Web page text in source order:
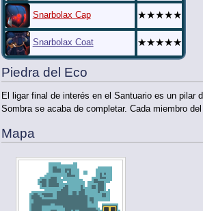
Snarbolax Cap ★★★★★
Snarbolax Coat ★★★★★
Piedra del Eco
El ligar final de interés en el Santuario es un pilar
Sombra se acaba de completar. Cada miembro
Mapa